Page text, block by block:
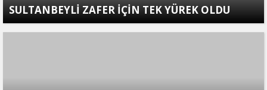
SULTANBEYLİ ZAFER İÇİN TEK YÜREK OLDU